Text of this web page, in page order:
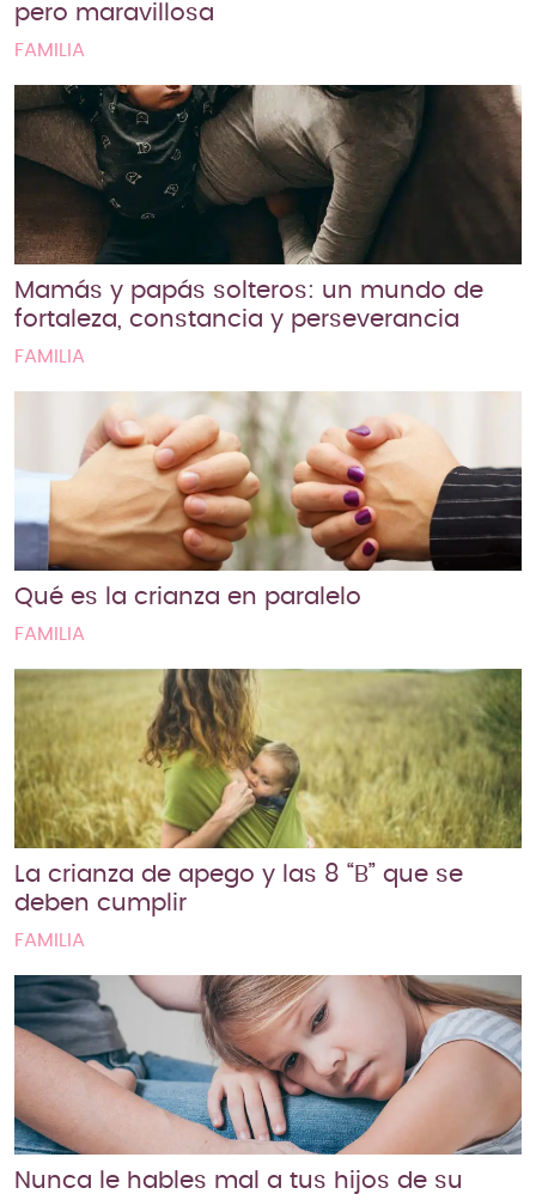
pero maravillosa
FAMILIA
Mamás y papás solteros: un mundo de
fortaleza, constancia y perseverancia
FAMILIA
Qué es la crianza en paralelo
FAMILIA
La crianza de apego y las 8 “B” que se
deben cumplir
FAMILIA
Nunca le hables mal a tus hijos de su